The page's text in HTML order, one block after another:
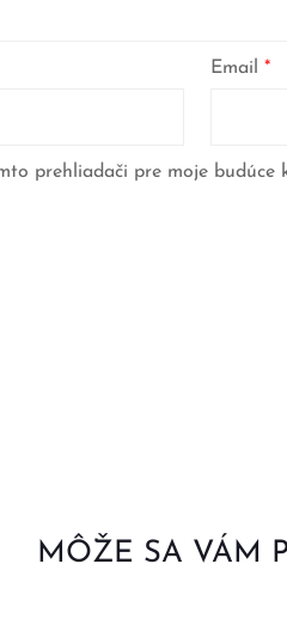
Email *
prehliadači pre moje budúce
MÔŽE SA VÁM